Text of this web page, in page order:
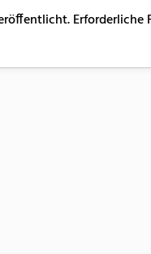
Erforderliche